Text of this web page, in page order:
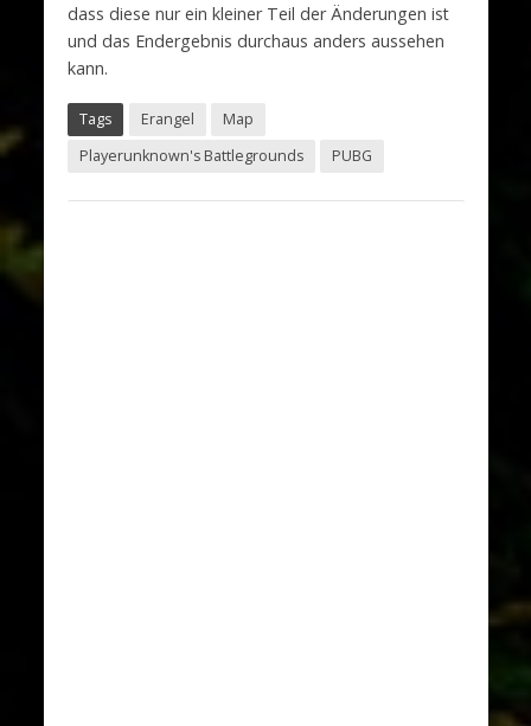
dass diese nur ein kleiner Teil der Änderungen ist
und das Endergebnis durchaus anders aussehen
kann.
Tags Erangel
Map
Playerunknown's Battlegrounds
PUBG